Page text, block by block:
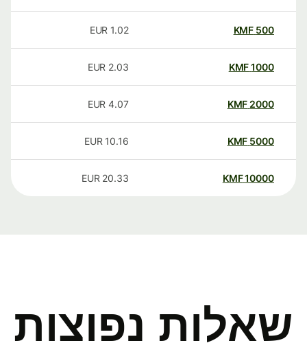
500
KMF
1.02
EUR
1000
KMF
2.03
EUR
2000
KMF
4.07
EUR
5000
KMF
10.16
EUR
10000
KMF
20.33
EUR
שאלות נפוצות